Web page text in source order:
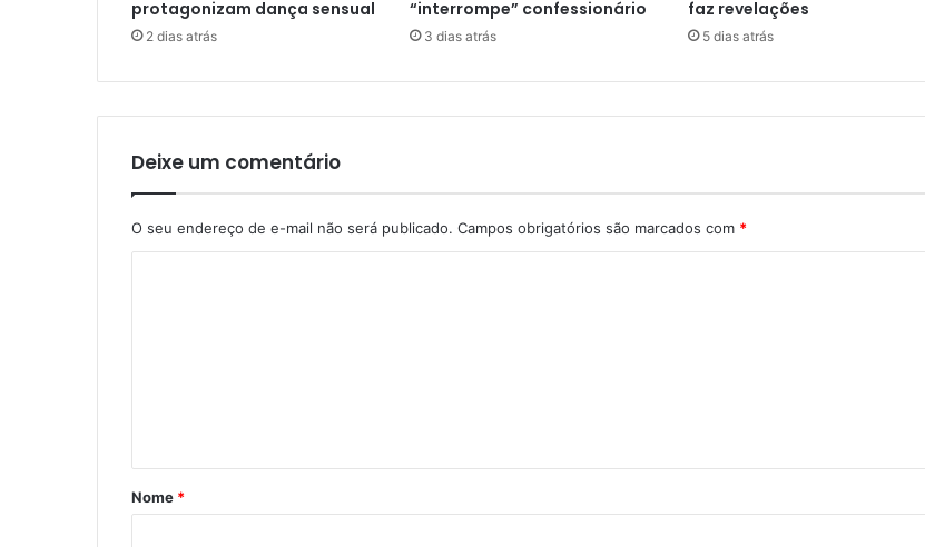
protagonizam dança sensual
2 dias atrás
“interrompe” confessionário
3 dias atrás
faz revelações
5 dias atrás
Deixe um comentário
O seu endereço de e-mail não será publicado. Campos obrigatórios são marcados com *
á
r
Nome *